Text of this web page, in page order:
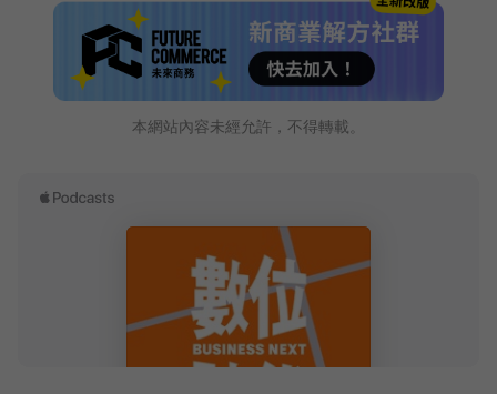
本網站內容未經允許，不得轉載。